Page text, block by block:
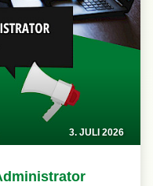
3. JULI 2026